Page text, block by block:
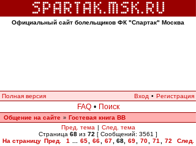
Официальный сайт болельщиков ФК "Спартак" Москва
Полная версия Вход • Регистрация
FAQ • Поиск
Общение на сайте » Гостевая книга ВВ
Пред. тема | След. тема
Страница 68 из 72 [ Сообщений: 3561 ]
На страницу Пред. 1 65 66 67 68, 69 70 71 72
След.